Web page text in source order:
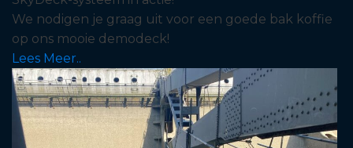
We nodigen je graag uit voor een goede bak koffie
op ons mooie demodeck!
Lees Meer..